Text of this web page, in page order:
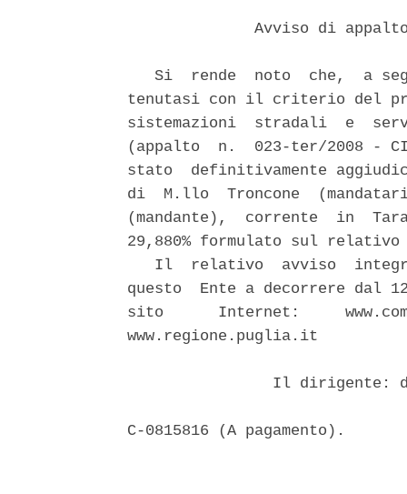
Avviso di
Si  rende  noto  che,  a
tenutasi con il criterio del
sistemazioni  stradali  e
(appalto  n.  023-ter/2008 -
stato  definitivamente
di  M.llo  Troncone
(mandante),  corrente  in
29,880% formulato sul
Il  relativo  avviso
questo  Ente a decorrere dal
sito      Internet:
www.regione.puglia.it
Il dirigente: